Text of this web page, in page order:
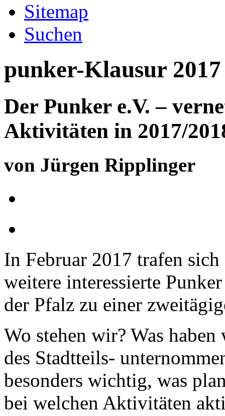
Sitemap
Suchen
punker-Klausur 2017
Der Punker e.V. –
Aktivitäten in 2017/
von Jürgen Ripplinger
In Februar 2017 trafen
weitere interessierte
der Pfalz zu einer
Wo stehen wir? Was
des Stadtteils-
besonders wichtig, was
bei welchen Aktivitäten